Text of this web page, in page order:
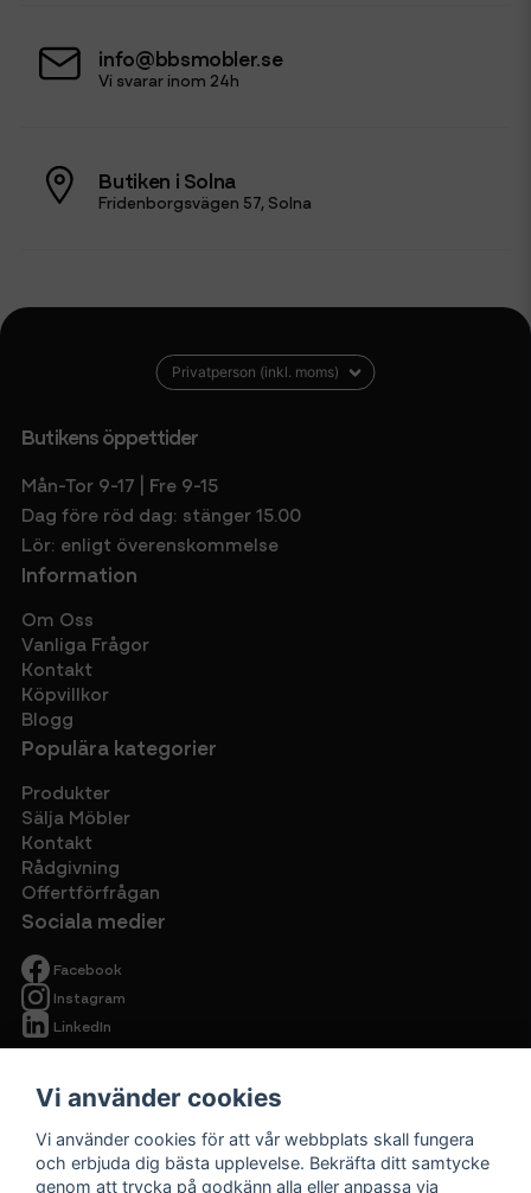
info@bbsmobler.se
Vi svarar inom 24h
Butiken i Solna
Fridenborgsvägen 57, Solna
Butikens öppettider
Mån-Tor 9-17 | Fre 9-15
Dag före röd dag: stänger 15.00
Lör: enligt överenskommelse
Information
Om Oss
Vanliga Frågor
Kontakt
Köpvillkor
Blogg
Populära kategorier
Produkter
Sälja Möbler
Kontakt
Rådgivning
Offertförfrågan
Sociala medier
Facebook
Instagram
LinkedIn
Vi använder cookies
Vi använder cookies för att vår webbplats skall fungera
och erbjuda dig bästa upplevelse. Bekräfta ditt samtycke
genom att trycka på godkänn alla eller anpassa via